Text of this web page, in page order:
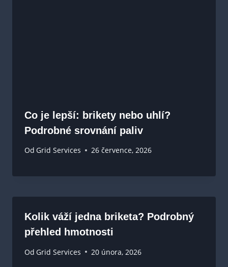
Co je lepší: brikety nebo uhlí?
Podrobné srovnání paliv
Od Grid Services 26 července, 2026
Kolik váží jedna briketa? Podrobný
přehled hmotnosti
Od Grid Services 20 února, 2026